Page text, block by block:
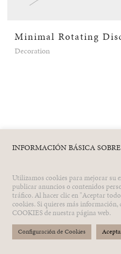
Minimal Rotating
Decoration
© 2026
INFORMACIÓN BÁSICA
Utilizamos cookies para mejorar su
publicar anuncios o contenidos
tráfico. Al hacer clic en "Aceptar
cookies. Si quieres más
COOKIES de nuestra página web.
Configuración de Cookies